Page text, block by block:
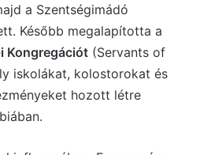
a Szentségimádó
Később megalapította a
Kongregációt (Servants of
iskolákat, kolostorokat és
hozott létre